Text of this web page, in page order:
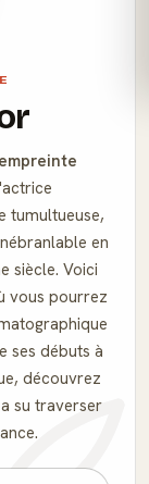
tumultueuse,
en
siècle. Voici
vous pourrez
ses débuts à
découvrez
su traverser